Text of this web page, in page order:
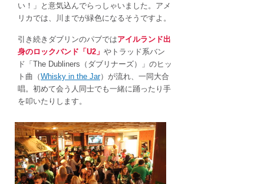
い！」と意気込んでらっしゃいました。アメ
リカでは、川までが緑色になるそうですよ。
引き続きダブリンのパブではアイルランド出
身のロックバンド「U2」 やトラッド系バン
ド「The Dubliners（ダブリナーズ）」のヒッ
ト曲（Whisky in the Jar）が流れ、一同大合
唱。初めて会う人同士でも一緒に踊ったり手
を叩いたりします。